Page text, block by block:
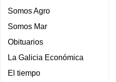
Somos Agro
Somos Mar
Obituarios
La Galicia Económica
El tiempo